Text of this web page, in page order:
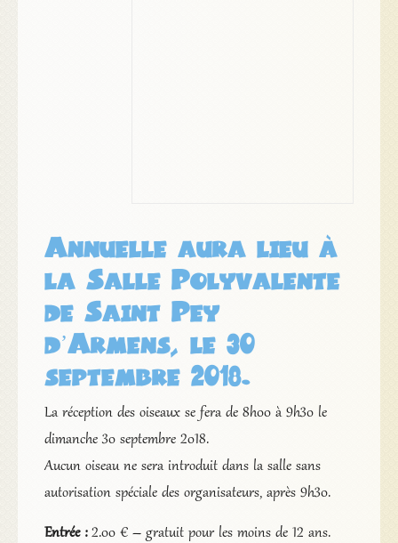
Annuelle aura lieu à
la Salle Polyvalente
de Saint Pey
d’Armens, le 30
septembre 2018.
La réception des oiseaux se fera de 8h00 à 9h30 le
dimanche 30 septembre 2018.
Aucun oiseau ne sera introduit dans la salle sans
autorisation spéciale des organisateurs, après 9h30.
Entrée :2.00 € – gratuit pour les moins de 12 ans.